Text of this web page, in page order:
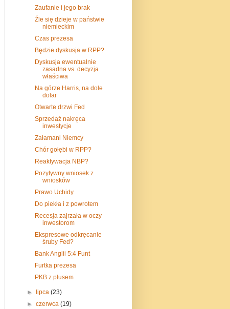
Zaufanie i jego brak
Źle się dzieje w państwie
niemieckim
Czas prezesa
Będzie dyskusja w RPP?
Dyskusja ewentualnie
zasadna vs. decyzja
właściwa
Na górze Harris, na dole
dolar
Otwarte drzwi Fed
Sprzedaż nakręca
inwestycje
Załamani Niemcy
Chór gołębi w RPP?
Reaktywacja NBP?
Pozytywny wniosek z
wniosków
Prawo Uchidy
Do piekła i z powrotem
Recesja zajrzała w oczy
inwestorom
Ekspresowe odkręcanie
śruby Fed?
Bank Anglii 5:4 Funt
Furtka prezesa
PKB z plusem
►lipca(23)
►czerwca(19)